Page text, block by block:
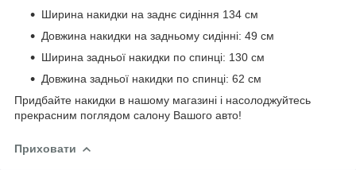
Ширина накидки на заднє сидіння 134 см
Довжина накидки на задньому сидінні: 49 см
Ширина задньої накидки по спинці: 130 см
Довжина задньої накидки по спинці: 62 см
Придбайте накидки в нашому магазині і насолоджуйтесь
прекрасним поглядом салону Вашого авто!
Приховати